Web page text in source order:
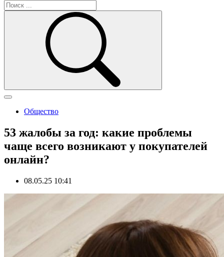
Общество
53 жалобы за год: какие проблемы
чаще всего возникают у покупателей
онлайн?
08.05.25 10:41